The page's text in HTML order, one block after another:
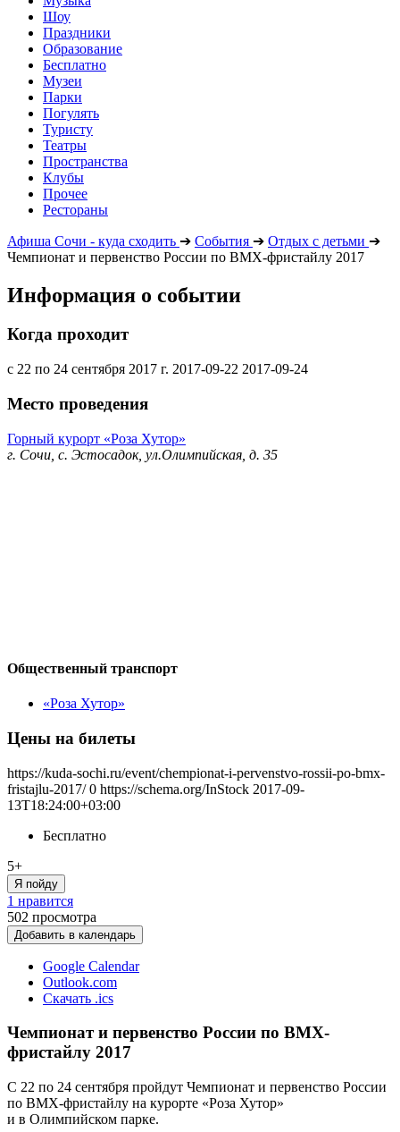
Шоу
Праздники
Образование
Бесплатно
Музеи
Парки
Погулять
Туристу
Театры
Пространства
Клубы
Прочее
Рестораны
Афиша Сочи - куда сходить ➔ События ➔ Отдых с детьми ➔
Чемпионат и первенство России по BMX-фристайлу 2017
Информация о событии
Когда проходит
с 22 по 24 сентября 2017 г. 2017-09-22 2017-09-24
Место проведения
Горный курорт «Роза Хутор»
г. Сочи, с. Эстосадок, ул.Олимпийская, д. 35
Общественный транспорт
«Роза Хутор»
Цены на билеты
https://kuda-sochi.ru/event/chempionat-i-pervenstvo-rossii-po-bmx-
fristajlu-2017/ 0 https://schema.org/InStock 2017-09-
13T18:24:00+03:00
Бесплатно
5+
Я пойду
1 нравится
502 просмотра
Добавить в календарь
Google Calendar
Outlook.com
Скачать .ics
Чемпионат и первенство России по BMX-
фристайлу 2017
С 22 по 24 сентября пройдут Чемпионат и первенство России
по BMX-фристайлу на курорте «Роза Хутор»
и в Олимпийском парке.